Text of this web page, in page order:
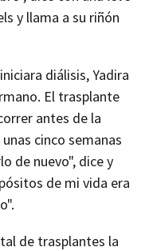
y llama a su riñón
diálisis, Yadira
El trasplante
antes de la
cinco semanas
de nuevo", dice y
de mi vida era
de trasplantes la